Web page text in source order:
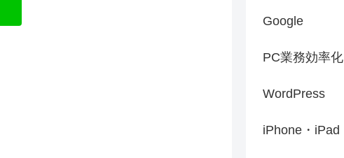
Google
PC業務効率化
WordPress
iPhone・iPad